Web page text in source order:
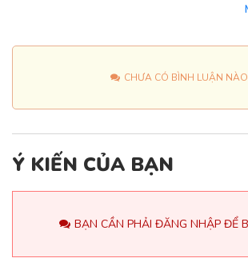
CHƯA CÓ BÌNH LUẬN NÀO
Ý KIẾN CỦA BẠN
BẠN CẦN PHẢI ĐĂNG NHẬP ĐỂ